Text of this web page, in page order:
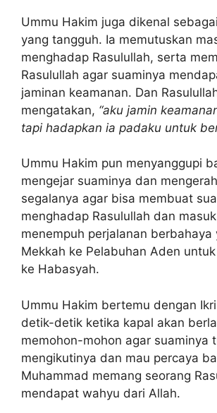
Ummu Hakim juga dikenal
yang tangguh. Ia memutuskan
menghadap Rasulullah, serta
Rasulullah agar suaminya
jaminan keamanan. Dan
mengatakan, “aku jamin
tapi hadapkan ia padaku untuk
Ummu Hakim pun menyanggupi
mengejar suaminya dan
segalanya agar bisa membuat
menghadap Rasulullah dan
menempuh perjalanan berbahaya
Mekkah ke Pelabuhan Aden
ke Habasyah.
Ummu Hakim bertemu dengan
detik-detik ketika kapal akan
memohon-mohon agar suaminya
mengikutinya dan mau percaya
Muhammad memang seorang
mendapat wahyu dari Allah.